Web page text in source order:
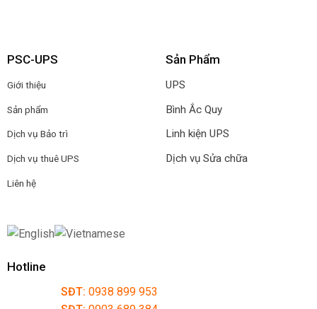
PSC-UPS
Giới thiệu
Sản phẩm
Dịch vụ Bảo trì
Dịch vụ thuê UPS
Liên hệ
Sản Phẩm
UPS
Bình Ắc Quy
Linh kiện UPS
Dịch vụ Sửa chữa
Hotline
SĐT: 0938 899 953